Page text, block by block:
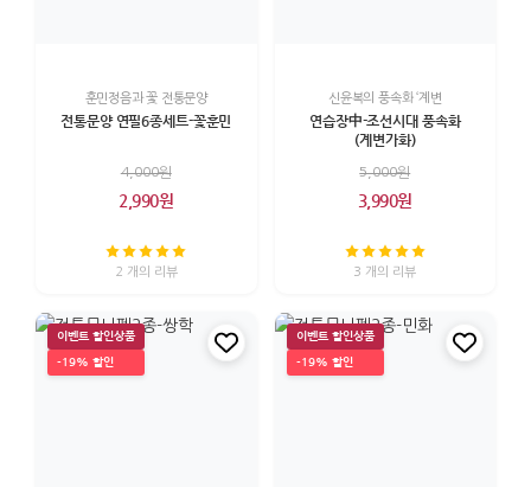
훈민정음과 꽃 전통문양
전통문양 연필6종세트-꽃훈민
4,000원
2,990원
2 개의 리뷰
신윤복의 풍속화 ‘계변
연습장中-조선시대 풍속화
(계변가화)
5,000원
3,990원
3 개의 리뷰
이벤트 할인상품
-19% 할인
이벤트 할인상품
-19% 할인